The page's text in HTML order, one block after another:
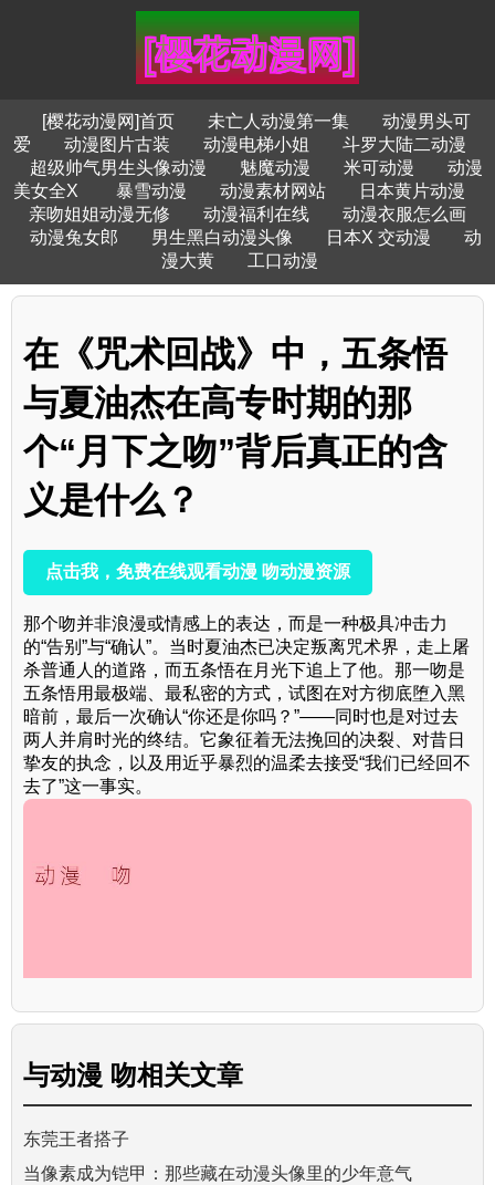
[樱花动漫网]首页 未亡人动漫第一集
动漫男头可
爱
动漫图片古装 动漫电梯小姐
斗罗大陆二动漫
超级帅气男生头像动漫
魅魔动漫 米可动漫
动漫
美女全X
暴雪动漫 动漫素材网站
日本黄片动漫
亲吻姐姐动漫无修
动漫福利在线
动漫衣服怎么画
动漫兔女郎
男生黑白动漫头像 日本X 交动漫
动
漫大黄
工口动漫
在《咒术回战》中，五条悟
与夏油杰在高专时期的那
个“月下之吻”背后真正的含
义是什么？
点击我，免费在线观看动漫 吻动漫资源
那个吻并非浪漫或情感上的表达，而是一种极具冲击力
的“告别”与“确认”。当时夏油杰已决定叛离咒术界，走上屠
杀普通人的道路，而五条悟在月光下追上了他。那一吻是
五条悟用最极端、最私密的方式，试图在对方彻底堕入黑
暗前，最后一次确认“你还是你吗？”——同时也是对过去
两人并肩时光的终结。它象征着无法挽回的决裂、对昔日
挚友的执念，以及用近乎暴烈的温柔去接受“我们已经回不
去了”这一事实。
与动漫 吻相关文章
东莞王者搭子
当像素成为铠甲：那些藏在动漫头像里的少年意气